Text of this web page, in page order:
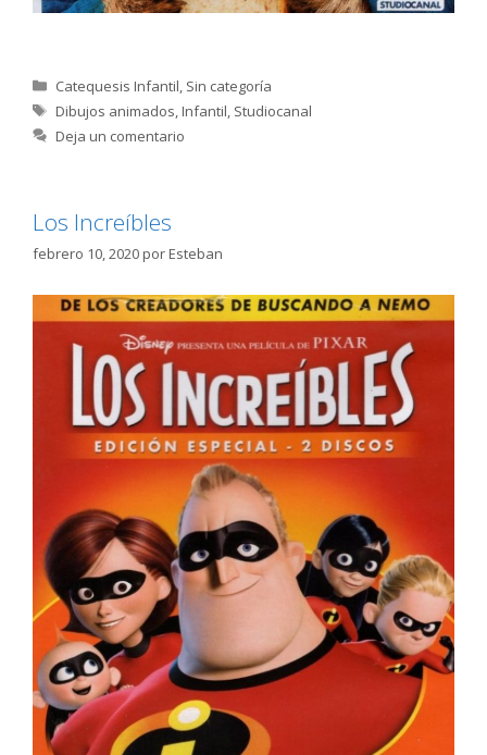
Categorías
Catequesis Infantil, Sin categoría
Etiquetas
Dibujos animados,Infantil, Studiocanal
Deja un comentario
Los Increíbles
febrero 10, 2020porEsteban